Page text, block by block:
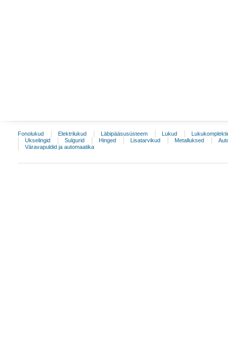
Fonolukud Elektrilukud Läbipääsusüsteem Lukud
Ukselingid
Sulgurid Hinged Lisatarvikud Metalluksed
Väravapuldid ja automaatika